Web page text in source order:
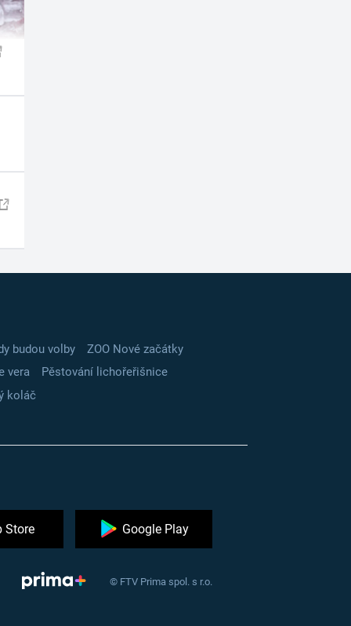
budou volby
ZOO Nové začátky
vera
Pěstování lichořeřišnice
koláč
Store Google Play
© FTV Prima spol. s r.o.